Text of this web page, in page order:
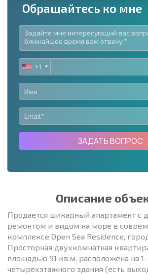
Обращайтесь ко мне
UNITED
STATES
+1
+1
ЗАДАТЬ ВОПРОС
Описание
Продается шикарный апартамент с
ремонтом и видом на море в
комплексе Open Sea Residence,
Просторная двухкомнатная
площадью 91 кв.м. расположена на
четырехэтажного здания (есть